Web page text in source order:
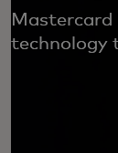
technology